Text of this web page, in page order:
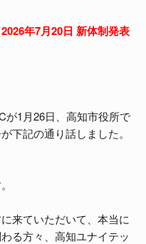
年7月20日 新体制発表
が1月26日、高知市役所で
下記の通り話しました。
来ていただいて、本当に
る方々、高知ユナイテッ